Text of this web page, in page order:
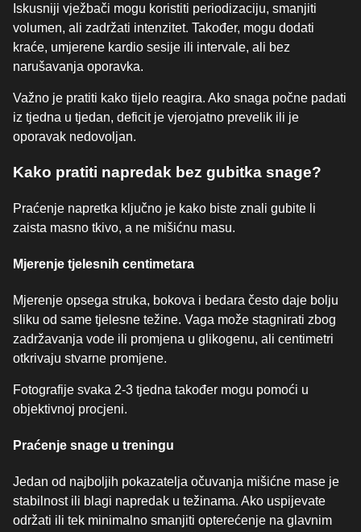
Iskusniji vježbači mogu koristiti periodizaciju, smanjiti
volumen, ali zadržati intenzitet. Također, mogu dodati
kraće, umjerene kardio sesije ili intervale, ali bez
narušavanja oporavka.
Važno je pratiti kako tijelo reagira. Ako snaga počne padati
iz tjedna u tjedan, deficit je vjerojatno prevelik ili je
oporavak nedovoljan.
Kako pratiti napredak bez gubitka snage?
Praćenje napretka ključno je kako biste znali gubite li
zaista masno tkivo, a ne mišićnu masu.
Mjerenje tjelesnih centimetara
Mjerenje opsega struka, bokova i bedara često daje bolju
sliku od same tjelesne težine. Vaga može stagnirati zbog
zadržavanja vode ili promjena u glikogenu, ali centimetri
otkrivaju stvarne promjene.
Fotografije svaka 2-3 tjedna također mogu pomoći u
objektivnoj procjeni.
Praćenje snage u treningu
Jedan od najboljih pokazatelja očuvanja mišićne mase je
stabilnost ili blagi napredak u težinama. Ako uspijevate
održati ili tek minimalno smanjiti opterećenje na glavnim